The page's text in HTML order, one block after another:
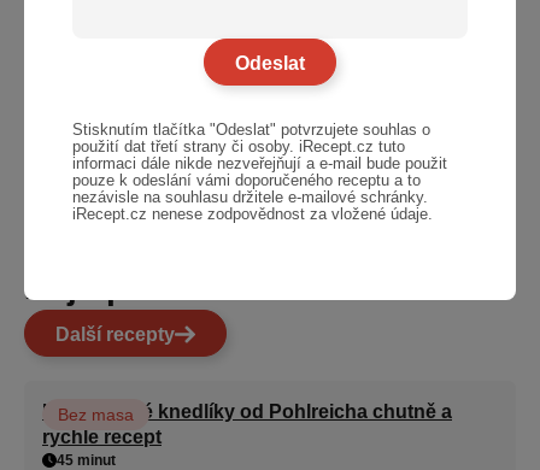
Roláda z grilované cukety s cream cheese,
07. 07. 2026
Další recepty
Karlovarské knedlíky od Pohlreicha chutně a
rychle recept
Bez masa
45 minut
Stisknutím tlačítka "Odeslat" potvrzujete souhlas o
použití dat třetí strany či osoby. iRecept.cz tuto
informaci dále nikde nezveřejňují a e-mail bude použit
pouze k odeslání vámi doporučeného receptu a to
nezávisle na souhlasu držitele e-mailové schránky.
iRecept.cz nenese zodpovědnost za vložené údaje.